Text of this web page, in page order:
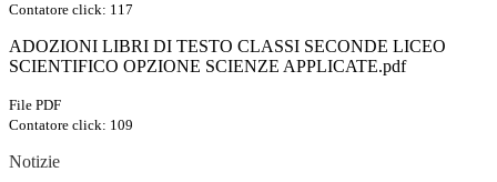
Contatore click: 117
ADOZIONI LIBRI DI TESTO CLASSI SECONDE LICEO
SCIENTIFICO OPZIONE SCIENZE APPLICATE.pdf
File PDF
Contatore click: 109
Notizie